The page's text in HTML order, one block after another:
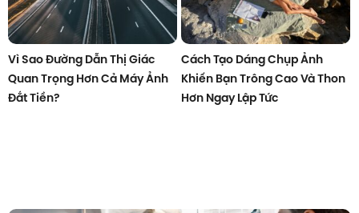
Vì Sao Đường Dẫn Thị Giác
Quan Trọng Hơn Cả Máy Ảnh
Đắt Tiền?
Cách Tạo Dáng Chụp Ảnh
Khiến Bạn Trông Cao Và Thon
Hơn Ngay Lập Tức